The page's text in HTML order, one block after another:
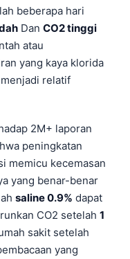
beberapa hari
Dan CO2 tinggi
atau
yang kaya klorida
relatif
2M+ laporan
peningkatan
memicu kecemasan
yang benar-benar
saline 0.9% dapat
CO2 setelah 1
sakit setelah
yang